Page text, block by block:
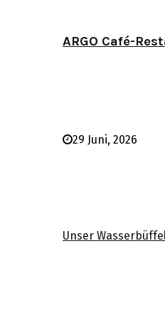
ARGO Café-
29 Juni, 2026
Unser